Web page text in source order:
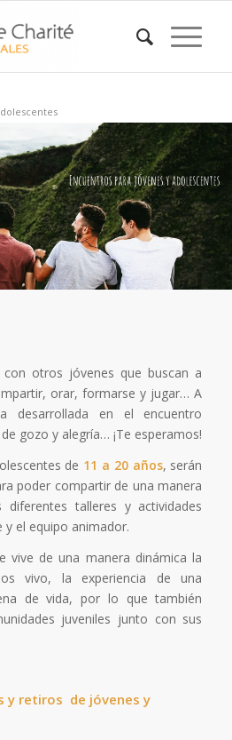
otros jóvenes que buscan a
orar, formarse y jugar… A
en el encuentro
gozo y alegría… ¡Te esperamos!
de 11 a 20 años, serán
poder compartir de una manera
diferentes talleres y actividades
el equipo animador.
vive de una manera dinámica la
vivo, la experiencia de una
de vida, por lo que también
juveniles junto con sus
y retiros de jóvenes y